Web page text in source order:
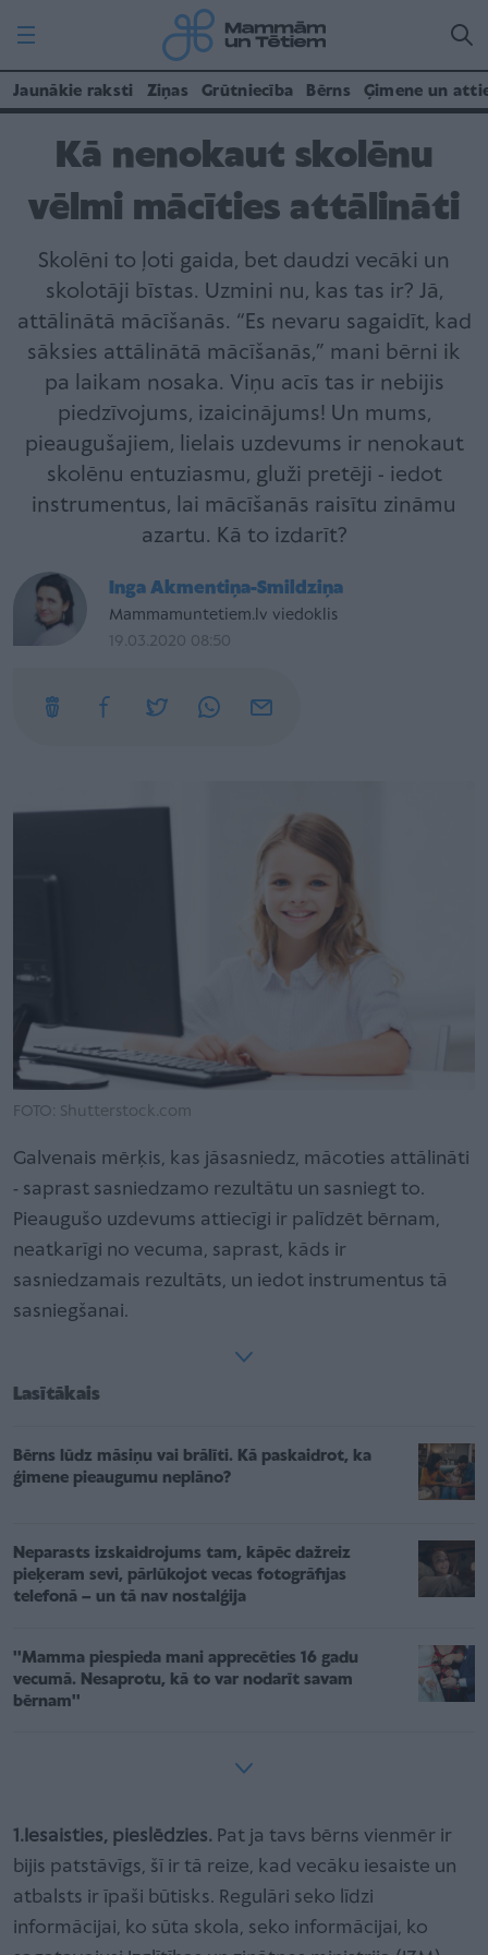
Jaunākie raksti Ziņas Grūtniecība Bērns Ģimene un
Kā nenokaut skolēnu
vēlmi mācīties attālināti
Skolēni to ļoti gaida, bet daudzi vecāki un
skolotāji bīstas. Uzmini nu, kas tas ir? Jā,
attālinātā mācīšanās. “Es nevaru sagaidīt, kad
sāksies attālinātā mācīšanās,” mani bērni ik
pa laikam nosaka. Viņu acīs tas ir nebijis
piedzīvojums, izaicinājums! Un mums,
pieaugušajiem, lielais uzdevums ir nenokaut
skolēnu entuziasmu, gluži pretēji - iedot
instrumentus, lai mācīšanās raisītu zināmu
azartu. Kā to izdarīt?
Inga Akmentiņa-Smildziņa
Mammamuntetiem.lv viedoklis
19.03.2020 08:50
FOTO: Shutterstock.com
Galvenais mērķis, kas jāsasniedz, mācoties attālināti
- saprast sasniedzamo rezultātu un sasniegt to.
Pieaugušo uzdevums attiecīgi ir palīdzēt bērnam,
neatkarīgi no vecuma, saprast, kāds ir
sasniedzamais rezultāts, un iedot instrumentus tā
sasniegšanai.
Lasītākais
Bērns lūdz māsiņu vai brālīti. Kā paskaidrot, ka
ģimene pieaugumu neplāno?
Neparasts izskaidrojums tam, kāpēc dažreiz
pieķeram sevi, pārlūkojot vecas fotogrāfijas
telefonā – un tā nav nostalģija
''Mamma piespieda mani apprecēties 16 gadu
vecumā. Nesaprotu, kā to var nodarīt savam
bērnam''
1.Iesaisties, pieslēdzies. Pat ja tavs bērns vienmēr ir
bijis patstāvīgs, šī ir tā reize, kad vecāku iesaiste un
atbalsts ir īpaši būtisks. Regulāri seko līdzi
informācijai, ko sūta skola, seko informācijai, ko